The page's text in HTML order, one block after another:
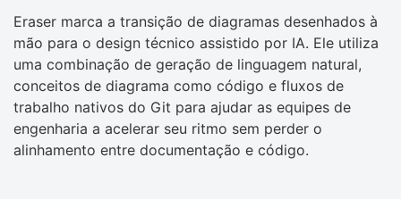
Eraser marca a transição de diagramas desenhados à
mão para o design técnico assistido por IA. Ele utiliza
uma combinação de geração de linguagem natural,
conceitos de diagrama como código e fluxos de
trabalho nativos do Git para ajudar as equipes de
engenharia a acelerar seu ritmo sem perder o
alinhamento entre documentação e código.